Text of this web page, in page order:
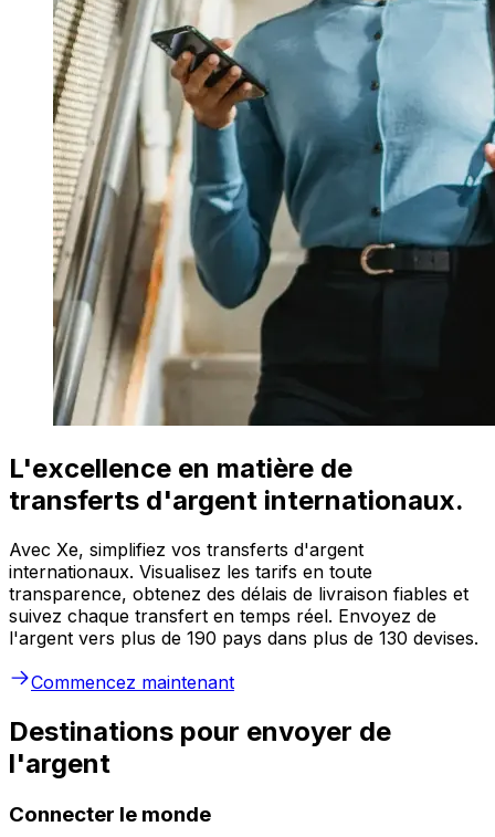
L'excellence en matière de
transferts d'argent internationaux.
Avec Xe, simplifiez vos transferts d'argent
internationaux. Visualisez les tarifs en toute
transparence, obtenez des délais de livraison fiables et
suivez chaque transfert en temps réel. Envoyez de
l'argent vers plus de 190 pays dans plus de 130 devises.
Commencez maintenant
Destinations pour envoyer de
l'argent
Connecter le monde